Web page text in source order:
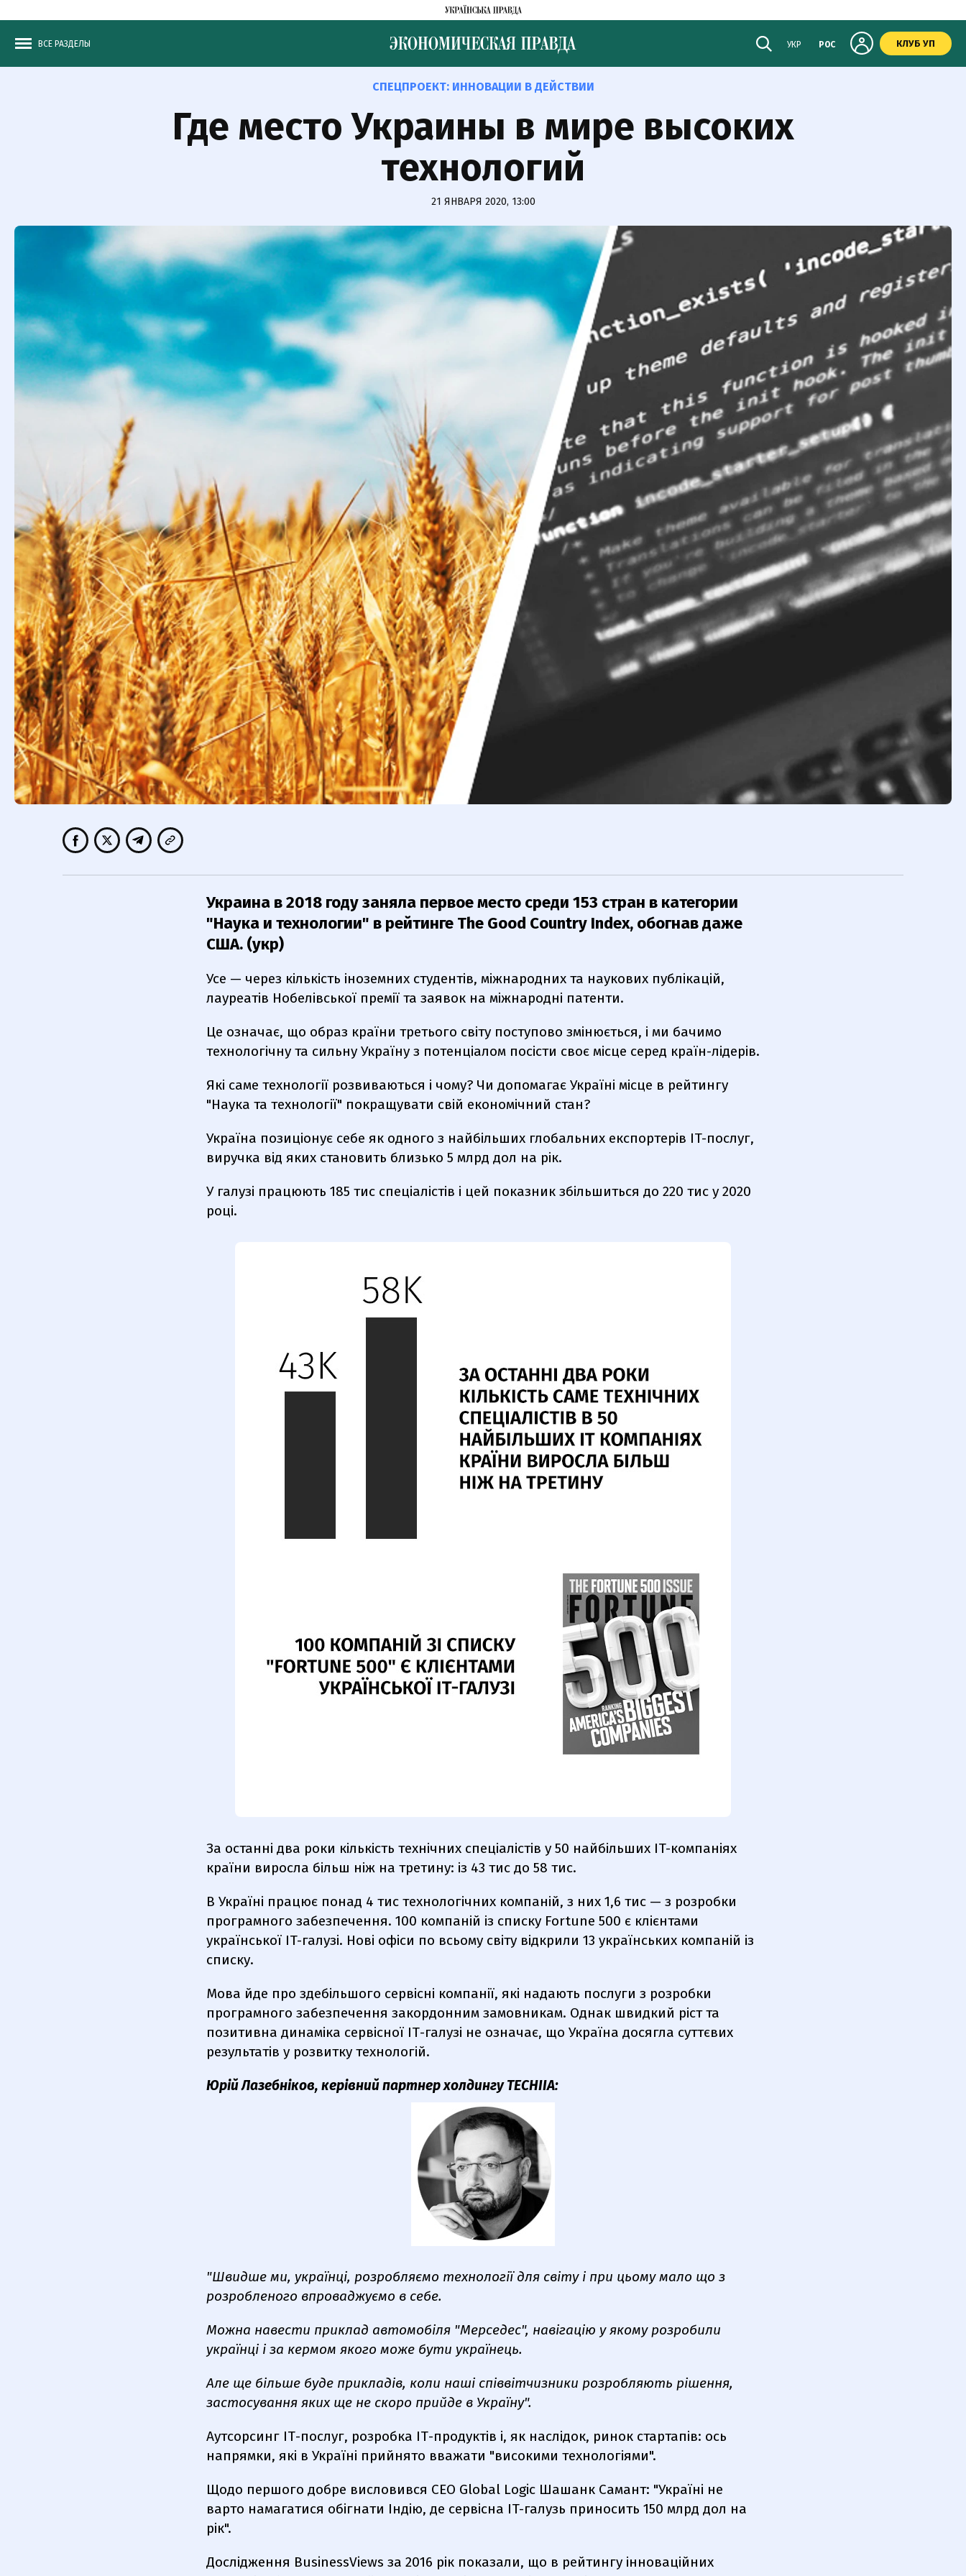
ВСЕ РАЗДЕЛЫ УКР РОС КЛУБ УП
СПЕЦПРОЕКТ: ИННОВАЦИИ В ДЕЙСТВИИ
Где место Украины в мире высоких
технологий
21 ЯНВАРЯ 2020, 13:00
Украина в 2018 году заняла первое место среди 153 стран в категории
"Наука и технологии" в рейтинге The Good Country Index, обогнав даже
США. (укр)
Усе — через кількість іноземних студентів, міжнародних та наукових публікацій,
лауреатів Нобелівської премії та заявок на міжнародні патенти.
Це означає, що образ країни третього світу поступово змінюється, і ми бачимо
технологічну та сильну Україну з потенціалом посісти своє місце серед країн-лідерів.
Які саме технології розвиваються і чому? Чи допомагає Україні місце в рейтингу
"Наука та технології" покращувати свій економічний стан?
Україна позиціонує себе як одного з найбільших глобальних експортерів IT-послуг,
виручка від яких становить близько 5 млрд дол на рік.
У галузі працюють 185 тис спеціалістів і цей показник збільшиться до 220 тис у 2020
році.
За останні два роки кількість технічних спеціалістів у 50 найбільших IT-компаніях
країни виросла більш ніж на третину: із 43 тис до 58 тис.
В Україні працює понад 4 тис технологічних компаній, з них 1,6 тис — з розробки
програмного забезпечення. 100 компаній із списку Fortune 500 є клієнтами
української IT-галузі. Нові офіси по всьому світу відкрили 13 українських компаній із
списку.
Мова йде про здебільшого сервісні компанії, які надають послуги з розробки
програмного забезпечення закордонним замовникам. Однак швидкий ріст та
позитивна динаміка сервісної ІТ-галузі не означає, що Україна досягла суттєвих
результатів у розвитку технологій.
Юрій Лазебніков, керівний партнер холдингу TECHIIA:
"Швидше ми, українці, розробляємо технології для світу і при цьому мало що з
розробленого впроваджуємо в себе.
Можна навести приклад автомобіля "Мерседес", навігацію у якому розробили
українці і за кермом якого може бути українець.
Але ще більше буде прикладів, коли наші співвітчизники розробляють рішення,
застосування яких ще не скоро прийде в Україну".
Аутсорсинг ІТ-послуг, розробка ІТ-продуктів і, як наслідок, ринок стартапів: ось
напрямки, які в Україні прийнято вважати "високими технологіями".
Щодо першого добре висловився CEO Global Logic Шашанк Самант: "Україні не
варто намагатися обігнати Індію, де сервісна IT-галузь приносить 150 млрд дол на
рік".
Дослідження BusinessViews за 2016 рік показали, що в рейтингу інноваційних